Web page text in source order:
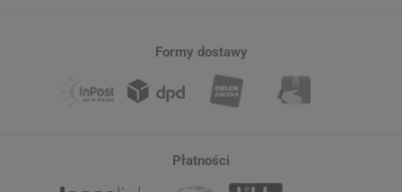
Formy dostawy
Płatności